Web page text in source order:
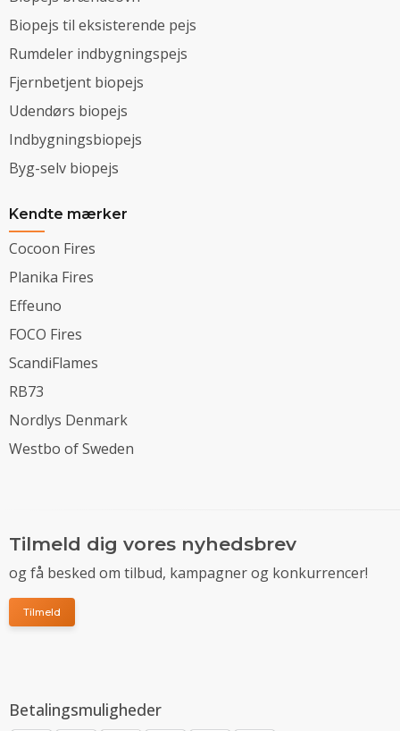
Biopejs til eksisterende pejs
Rumdeler indbygningspejs
Fjernbetjent biopejs
Udendørs biopejs
Indbygningsbiopejs
Byg-selv biopejs
Kendte mærker
Cocoon Fires
Planika Fires
Effeuno
FOCO Fires
ScandiFlames
RB73
Nordlys Denmark
Westbo of Sweden
Tilmeld dig vores nyhedsbrev
og få besked om tilbud, kampagner og konkurrencer!
Tilmeld
Betalingsmuligheder